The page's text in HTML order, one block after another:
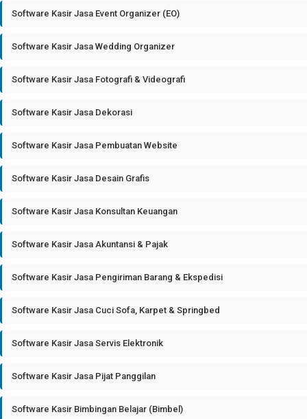
Software Kasir Jasa Event Organizer (EO)
Software Kasir Jasa Wedding Organizer
Software Kasir Jasa Fotografi & Videografi
Software Kasir Jasa Dekorasi
Software Kasir Jasa Pembuatan Website
Software Kasir Jasa Desain Grafis
Software Kasir Jasa Konsultan Keuangan
Software Kasir Jasa Akuntansi & Pajak
Software Kasir Jasa Pengiriman Barang & Ekspedisi
Software Kasir Jasa Cuci Sofa, Karpet & Springbed
Software Kasir Jasa Servis Elektronik
Software Kasir Jasa Pijat Panggilan
Software Kasir Bimbingan Belajar (Bimbel)